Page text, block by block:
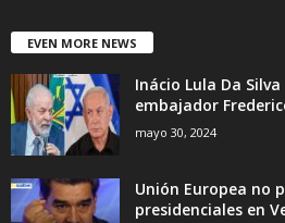
EVEN MORE NEWS
Inácio Lula Da
embajador
mayo 30, 2024
Unión Europea no
presidenciales en